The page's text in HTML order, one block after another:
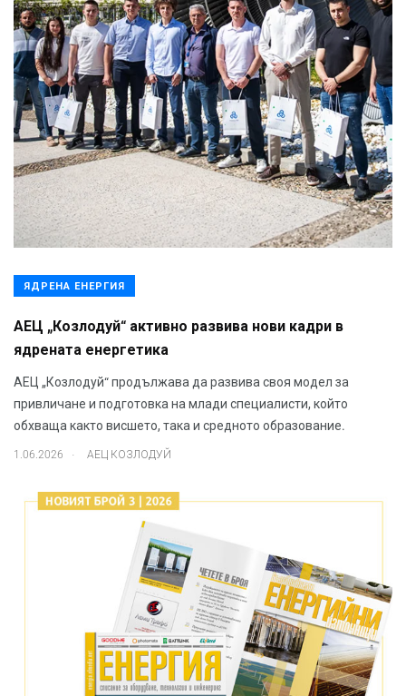
ЯДРЕНА ЕНЕРГИЯ
АЕЦ „Козлодуй“ активно развива нови кадри в
ядрената енергетика
АЕЦ „Козлодуй“ продължава да развива своя модел за
привличане и подготовка на млади специалисти, който
обхваща както висшето, така и средното образование.
1.06.2026 . АЕЦ КОЗЛОДУЙ